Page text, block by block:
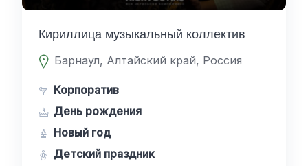
Кириллица музыкальный коллектив
Барнаул, Алтайский край, Россия
Корпоратив
День рождения
Новый год
Детский праздник